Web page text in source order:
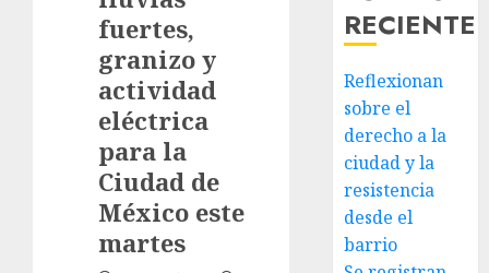
fuertes,
granizo y
actividad
eléctrica
para la
Ciudad de
México este
martes
RECIENTE
Reflexionan
sobre el
derecho a la
ciudad y la
resistencia
desde el
barrio